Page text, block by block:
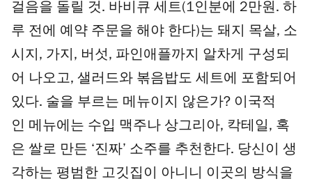
걸음을 돌릴 것. 바비큐 세트(1인분에 2만원. 하
루 전에 예약 주문을 해야 한다)는 돼지 목살, 소
시지, 가지, 버섯, 파인애플까지 알차게 구성되
어 나오고, 샐러드와 볶음밥도 세트에 포함되어
있다. 술을 부르는 메뉴이지 않은가? 이국적
인 메뉴에는 수입 맥주나 상그리아, 칵테일, 혹
은 쌀로 만든 ‘진짜’ 소주를 추천한다. 당신이 생
각하는 평범한 고깃집이 아니니 이곳의 방식을